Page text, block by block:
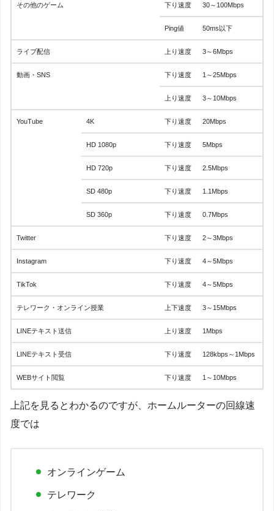
その他のゲーム 下り速度 30～100Mbps
Ping値 50ms以下
ライブ配信 上り速度 3～6Mbps
動画・SNS 下り速度 1～25Mbps
上り速度 3～10Mbps
YouTube 4K 下り速度 20Mbps
HD 1080p 下り速度 5Mbps
HD 720p 下り速度 2.5Mbps
SD 480p 下り速度 1.1Mbps
SD 360p 下り速度 0.7Mbps
Twitter 下り速度 2～3Mbps
Instagram 下り速度 4～5Mbps
TikTok 下り速度 4～5Mbps
テレワーク・オンライン授業 上下速度 3～15Mbps
LINEテキスト送信 上り速度 1Mbps
LINEテキスト受信 下り速度 128kbps～1Mbps
WEBサイト閲覧 下り速度 1～10Mbps
上記を見るとわかるのですが、ホームルーターの回線速
度では
オンラインゲーム
テレワーク